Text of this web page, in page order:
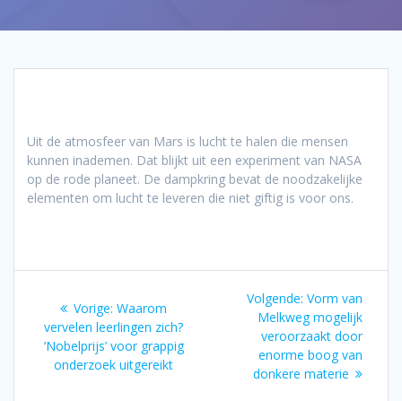
Uit de atmosfeer van Mars is lucht te halen die mensen
kunnen inademen. Dat blijkt uit een experiment van NASA
op de rode planeet. De dampkring bevat de noodzakelijke
elementen om lucht te leveren die niet giftig is voor ons.
navigatie
Vorige: Vorig
bericht:
Waarom
vervelen leerlingen zich?
‘Nobelprijs’ voor grappig
onderzoek uitgereikt
Volgende: Volgend
bericht:
Vorm van
Melkweg mogelijk
veroorzaakt door
enorme boog van
donkere materie